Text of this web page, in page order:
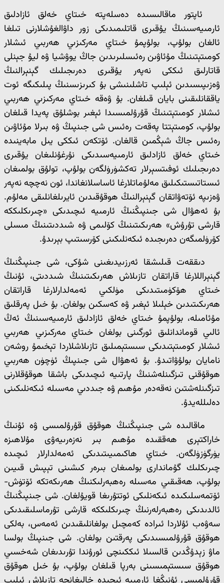
ئاپتور ماقالىسىدە دەسلەپتە خىتاي خەلق ئازادلىق
ئارمىيەسىنىڭ يۇقىرى قاتلىمىدىكى زور داۋالغۇشلارنى تىلغا
ئالغان بولۇپ، بولۇپمۇ خىتاي مەركىزىي ھەربىي ئىشلار
كومىتېتىنىڭ مۇئاۋىن رەئىسلىرىدىن جاڭ يوۋشيا ۋە ليۇ جېنلى
قاتارلىق ئىككى نەپەر يۇقىرى دەرىجىلىك گېنېرالنىڭ
ۋەزىپىسىدىن ئېلىپ تاشلىنىشى بۇ كىرىزىسنىڭ پىلىكىگە ئوت
ياققانلىقىنى بايان قىلغان. بۇ ۋەقە خىتاي مەركىزىي ھەربىي
ئىشلار كومىتېتىنىڭ قۇرۇلمىسىدا ئېغىر بوشلۇق پەيدا قىلغان
بولۇپ، كومىتېتتا پەقەت رەئىس شى جىنپىڭ ۋە بىرلا مۇئاۋىن
رەئىس جاڭ شېڭمىن قالغان. ئۆتكەن ئىككى يىل مابەينىدە
خىتاي خەلق ئازادلىق ئارمىيەسىدىكى نۇرغۇنلىغان يۇقىرى
دەرىجىلىك ئوفىتسېرلار تەكشۈرۈلگەن بولۇپ، تولۇق بولمىغان
ئىستاتىستىكىلىق مەلۇماتلارغا ئاساسلانغاندا، ئون نەچچە نەپەر
ۋەزىپە ئۆتەۋاتقان گېنېرالنىڭ ھوقۇقىدىن ئايرىلغانلىقى مەلۇم.
بۇ ئەھۋال شى جىنپىڭنىڭ ئارمىيە ئىچىدىكى «چىرىكلىككە
قارشى تۇرۇش» ھەرىكىتىنىڭ كۆلىمى ۋە شىددىتىنىڭ مىسلى
كۆرۈلمىگەن دەرىجىدە ئىكەنلىكىنى كۆرسىتىپ بېرىدۇ.
دىققەت قىلىشقا ئەرزىيدىغىنى شۇكى، شى جىنپىڭنىڭ
گېنېراللارغا قاراتقان تازىلاش ھەرىكىتىنىڭ شىددىتى، ئۇنىڭ
خىتاي ھۆكۈمىتىدىكى مۈلكىي ئەمەلدارلارغا قاراتقان
ھەرىكىتىدىن خېلىلا ئېغىر ۋە كەسكىن بولغان. بۇ خىل پەرقلىق
مۇئامىلە، بولۇپمۇ خىتاي خەلق ئازادلىق ئارمىيەسىنىڭ ئەڭ
ئالىي قوماندانلىق ئورگىنى بولغان خىتاي مەركىزىي ھەربىي
ئىشلار كومىتېتىدىكى سىستېمىلىق تازىلاشلاردا تېخىمۇ روشەن
نامايان بولۇۋاتىدۇ. بۇ ئەھۋال شى جىنپىڭ ئۈچۈن ھەربىي
ھوقۇقنى تىزگىنلەشنىڭ پارتىيە ئىچىدىكى باشقا ھوقۇقلارنى
تىزگىنلەشتىن نەقەدەر مۇھىم ۋە جىددىي مەسىلە ئىكەنلىكىنى
دەلىللەيدۇ.
ماقالىدە شى جىنپىڭنىڭ ھوقۇق قۇرۇلمىسى ۋە ئۇنىڭ
خاراكتېرى ھەققىدە مۇھىم بىر نەزەرىيەۋى مۇلاھىزە
يۈرگۈزۈلگەن. خىتاي ھاكىمىيىتىدىكى ئەمەلدارلار ئىچىدە
چىرىكلىك گۇماندارى بولمىغان بىرەر كىشىنى تېپىش قىيىن
بولۇپ، ھەقىقىي مەسىلە رەھبەرلىكنىڭ ھەرىكەتكە ئۆتۈش-
ئۆتمەسلىكىدە ئىكەنلىكى ئوتتۇرىغا قويۇلغان. شى جىنپىڭنىڭ
ئالدىدىكى رەھبەرلەرنىڭ چىرىكلىككە قارشى تۇرماسلىقىدىكى
سەۋەب ئۇلاردا ئىرادە كەمچىل بولغانلىقىدىن ئەمەس، بەلكى
ھوقۇق قۇرۇلمىسىدىكى پەرقتىن بولغان. شى جىنپىڭ بولسا
ماۋ زېدۇڭدىن قالسىلا ئىككىنچى ئورۇندا تۇرىدىغان شەخسىي
ھوقۇق سىستېمىسىنى بەرپا قىلغان بولۇپ، بۇ خىل ھوقۇق